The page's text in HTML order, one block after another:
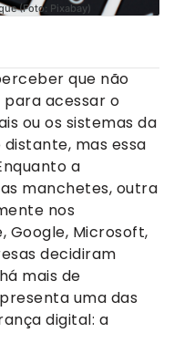
(Foto: Pixabay)
que não
acessar o
ou os sistemas da
mas essa
a
manchetes, outra
nos
Google, Microsoft,
decidiram
mais de
uma das
digital: a